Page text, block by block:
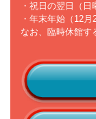
・祝日の翌日（日
・年末年始（12月
なお、臨時休館す